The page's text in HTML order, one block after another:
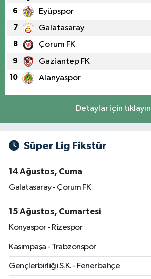
6 Eyüpspor
7 Galatasaray
8 Çorum FK
9 Gaziantep FK
10 Alanyaspor
Detaylar için tıklayın
Süper Lig Fikstür
14 Ağustos, Cuma
Galatasaray - Çorum FK
15 Ağustos, Cumartesi
Konyaspor - Rizespor
Kasımpaşa - Trabzonspor
Gençlerbirliği S.K. - Fenerbahçe